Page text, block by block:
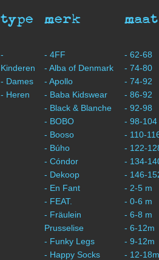
type
-
Kinderen
- Dames
- Heren
merk
- 4FF
- Alba of Denmark
- Apollo
- Baba Kidswear
- Black & Blanche
- BOBO
- Booso
- Búho
- Cóndor
- Dekoop
- En Fant
- FEAT.
- Fräulein
Prusselise
- Funky Legs
- Happy Socks
maat
- 62-68
- 74-80
- 74-92
- 86-92
- 92-98
- 98-104
- 110-
- 122-
- 134-
- 146-
- 2-5 m
- 0-6 m
- 6-8 m
- 6-12m
- 9-12m
- 12-18m